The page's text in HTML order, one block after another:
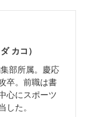
カコ）
部所属。慶応
卒。前職は書
心にスポーツ
た。